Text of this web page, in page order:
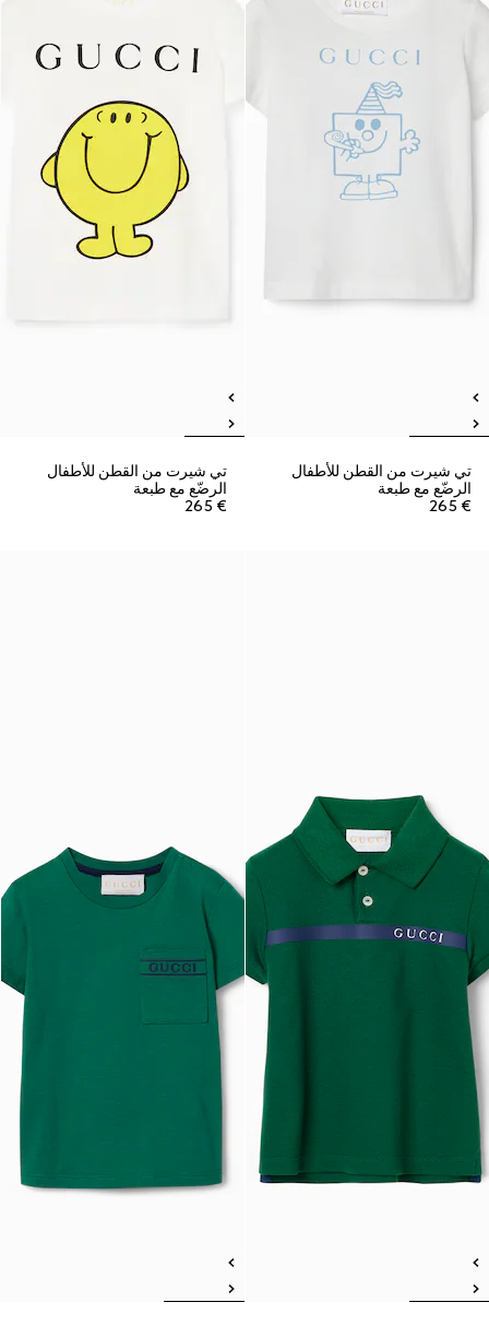
تي شيرت من القطن للأطفال
الرضّع مع طبعة
€ 265
تي شيرت من القطن للأطفال
الرضّع مع طبعة
€ 265